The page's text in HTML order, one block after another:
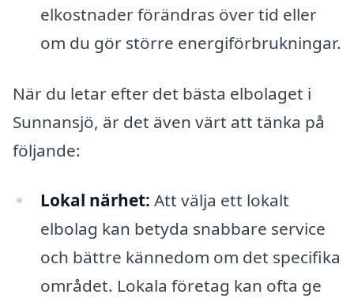
elkostnader förändras över tid eller
om du gör större energiförbrukningar.
När du letar efter det bästa elbolaget i
Sunnansjö, är det även värt att tänka på
följande:
Lokal närhet: Att välja ett lokalt
elbolag kan betyda snabbare service
och bättre kännedom om det specifika
området. Lokala företag kan ofta ge